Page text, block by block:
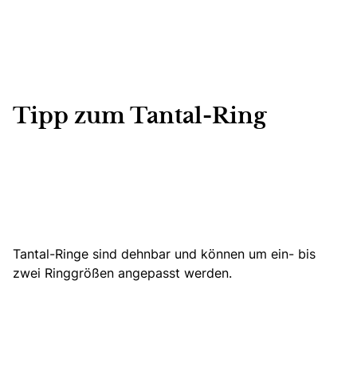
Tipp zum Tantal-Ring
Tantal-Ringe sind dehnbar und können um ein- bis
zwei Ringgrößen angepasst werden.